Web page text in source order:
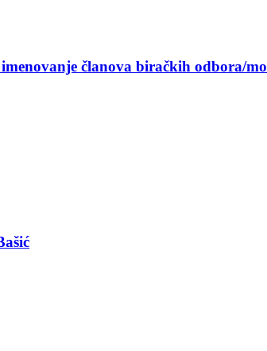
članova biračkih odbora/